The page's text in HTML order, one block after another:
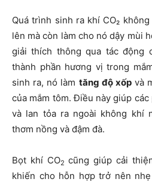
Quá trình sinh ra khí CO₂
lên mà còn làm cho nó dậy mùi
giải thích thông qua tác động
thành phần hương vị trong
sinh ra, nó làm tăng độ xốpvà
của mắm tôm. Điều này giúp
và lan tỏa ra ngoài không khí
thơm nồng và đậm đà.
Bọt khí CO2
cũng giúp cải
khiến cho hỗn hợp trở nên